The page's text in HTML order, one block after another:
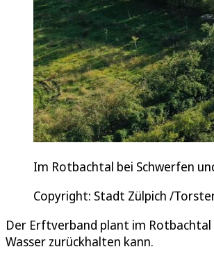
Im Rotbachtal bei Schwerfen
Copyright: Stadt Zülpich /
Der Erftverband plant im
Wasser zurückhalten kann.